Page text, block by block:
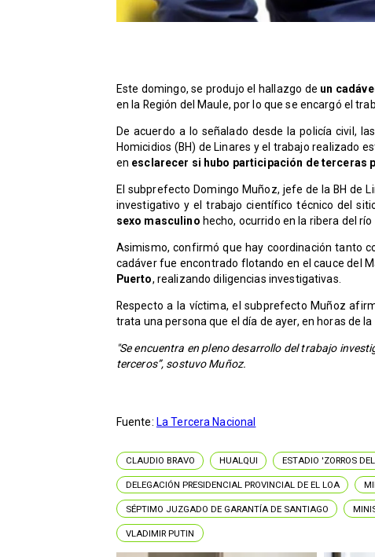
Este domingo, se produjo el hallazgo de un
en la Región del Maule, por lo que se encargó el
De acuerdo a lo señalado desde la policía civil,
Homicidios (BH) de Linares y el trabajo realizado
en esclarecer si hubo participación de terceras
El subprefecto Domingo Muñoz, jefe de la BH de
investigativo y el trabajo científico técnico del
sexo masculino hecho, ocurrido en la ribera del
Asimismo, confirmó que hay coordinación tanto
cadáver fue encontrado flotando en el cauce del
Puerto, realizando diligencias investigativas.
Respecto a la víctima, el subprefecto Muñoz
trata una persona que el día de ayer, en horas de la
"Se encuentra en pleno desarrollo del trabajo
terceros”, sostuvo Muñoz.
Fuente: La Tercera Nacional
CLAUDIO BRAVO HUALQUI ESTADIO 'ZORROS
DELEGACIÓN PRESIDENCIAL PROVINCIAL DE EL LOA
SÉPTIMO JUZGADO DE GARANTÍA DE SANTIAGO
VLADIMIR PUTIN